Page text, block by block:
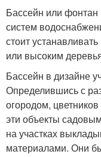
Бассейн или фонтан
систем
стоит
или высоким
Бассейн в дизайне
Определившись с
огородом,
эти объекты
на участках
материалами. Они